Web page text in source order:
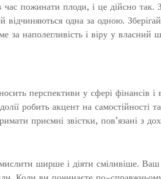
пожинати плоди, і це дійсно так.
відчиняються одна за одною.
за наполегливість і віру у власний
перспективи у сфері фінансів і
робить акцент на самостійності
приємні звістки, пов’язані з
ширше і діяти сміливіше.